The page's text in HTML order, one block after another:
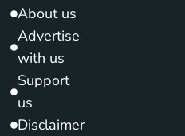
About us
Advertise
with us
Support
us
Disclaimer